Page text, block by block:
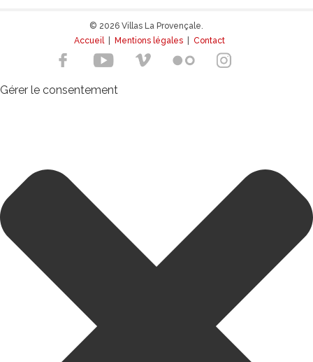
© 2026 Villas La Provençale.
Accueil| Mentions légales Contact
Gérer le consentement